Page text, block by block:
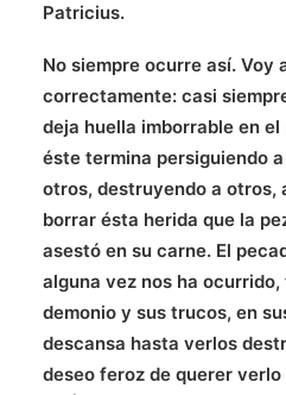
Patricius.
No siempre ocurre así. Voy
correctamente: casi
deja huella imborrable en
éste termina persiguiendo
otros, destruyendo a otros,
borrar ésta herida que la
asestó en su carne. El
alguna vez nos ha
demonio y sus trucos, en
descansa hasta verlos
deseo feroz de querer